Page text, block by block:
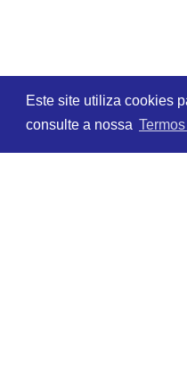
Este site utiliza cookies
consulte a nossa